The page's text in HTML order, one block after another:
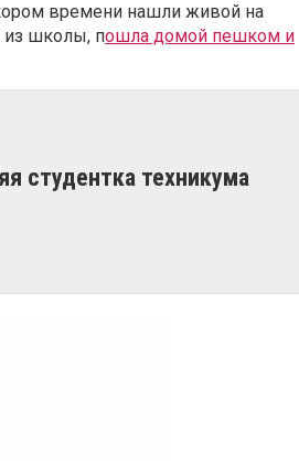
времени нашли живой на
из школы, пошла домой пешком и
студентка техникума